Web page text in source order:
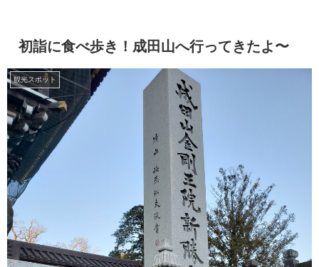
初詣に食べ歩き！成田山へ行ってきたよ〜
観光スポット